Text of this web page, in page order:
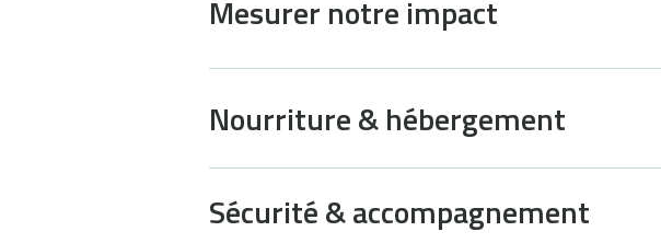
Mesurer notre impact
Nourriture & hébergement
Sécurité & accompagnement